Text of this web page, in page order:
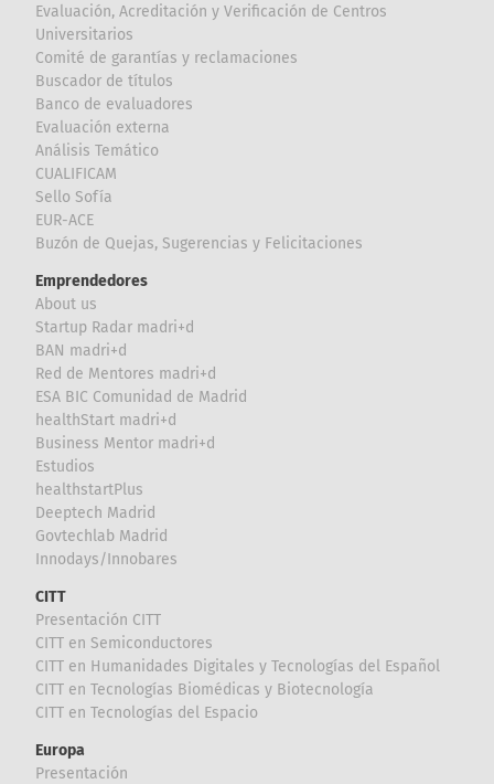
Evaluación, Acreditación y Verificación de Centros
Universitarios
Comité de garantías y reclamaciones
Buscador de títulos
Banco de evaluadores
Evaluación externa
Análisis Temático
CUALIFICAM
Sello Sofía
EUR-ACE
Buzón de Quejas, Sugerencias y Felicitaciones
Emprendedores
About us
Startup Radar madri+d
BAN madri+d
Red de Mentores madri+d
ESA BIC Comunidad de Madrid
healthStart madri+d
Business Mentor madri+d
Estudios
healthstartPlus
Deeptech Madrid
Govtechlab Madrid
Innodays/Innobares
CITT
Presentación CITT
CITT en Semiconductores
CITT en Humanidades Digitales y Tecnologías del Español
CITT en Tecnologías Biomédicas y Biotecnología
CITT en Tecnologías del Espacio
Europa
Presentación